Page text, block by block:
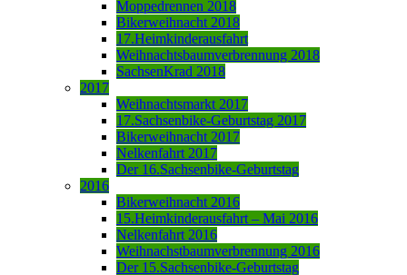
Moppedrennen 2018
Bikerweihnacht 2018
17.Heimkinderausfahrt
Weihnachtsbaumverbrennung 2018
SachsenKrad 2018
2017
Weihnachtsmarkt 2017
17.Sachsenbike-Geburtstag 2017
Bikerweihnacht 2017
Nelkenfahrt 2017
Der 16.Sachsenbike-Geburtstag
2016
Bikerweihnacht 2016
15.Heimkinderausfahrt – Mai 2016
Nelkenfahrt 2016
Weihnachstbaumverbrennung 2016
Der 15.Sachsenbike-Geburtstag